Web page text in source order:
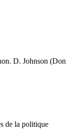
D. Johnson (Don
de la politique